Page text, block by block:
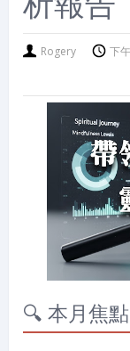
Rogery 下
🔍 本月焦點